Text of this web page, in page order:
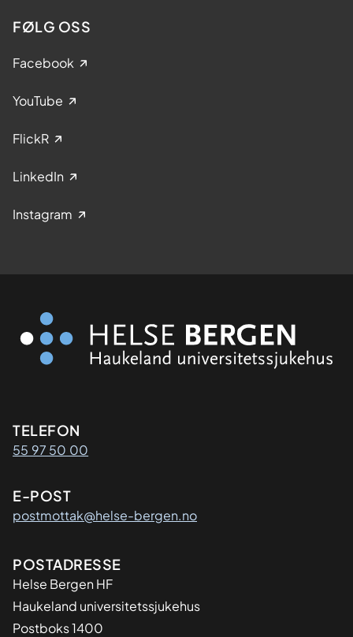
FØLG OSS
Facebook
YouTube
FlickR
LinkedIn
Instagram
Kontaktinformasjon
TELEFON
55 97 50 00
E-POST
postmottak@helse-bergen.no
Adresse
POSTADRESSE
Helse Bergen HF
Haukeland universitetssjukehus
Postboks 1400